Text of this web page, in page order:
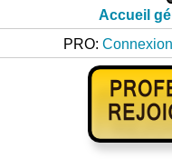
Accueil
PRO: Connexion